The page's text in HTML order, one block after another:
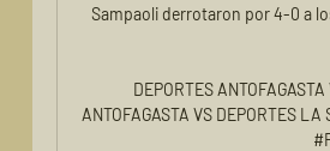
Sampaoli derrotaron por 4-0 a
DEPORTES
ANTOFAGASTA VS DEPORTES